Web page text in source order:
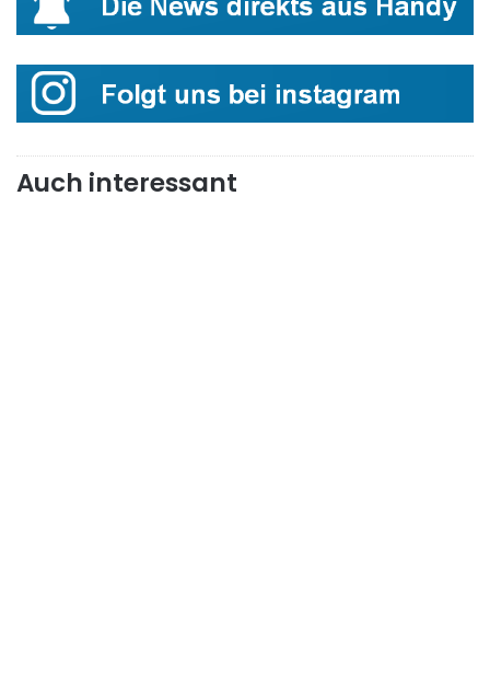
Auch interessant